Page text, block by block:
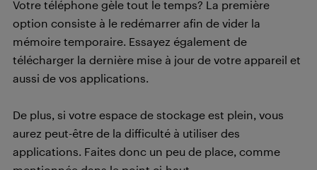
Votre téléphone gèle tout le temps? La première
option consiste à le redémarrer afin de vider la
mémoire temporaire. Essayez également de
télécharger la dernière mise à jour de votre appareil et
aussi de vos applications.
De plus, si votre espace de stockage est plein, vous
aurez peut-être de la difficulté à utiliser des
applications. Faites donc un peu de place, comme